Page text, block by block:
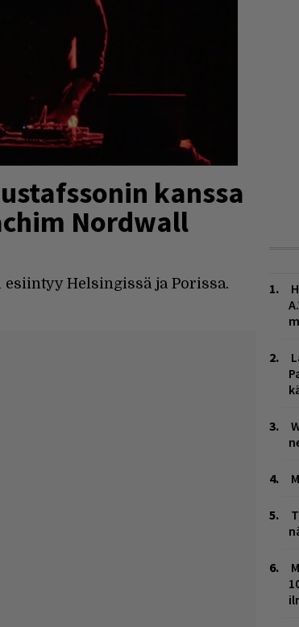
kanssa
Nordwall
Helsingissä ja Porissa.